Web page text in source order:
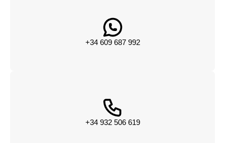
+34 609 687 992
+34 932 506 619